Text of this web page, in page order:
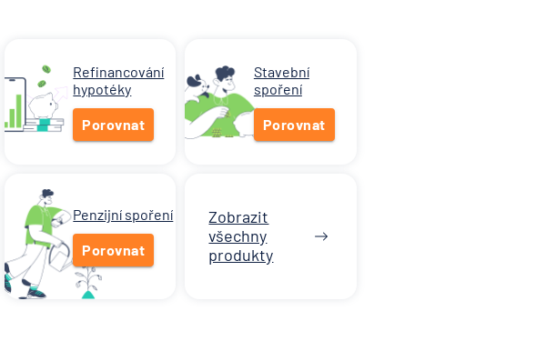
Refinancování
hypotéky
Porovnat
Penzijní spoření
Porovnat
Stavební
spoření
Porovnat
Zobrazit
všechny
produkty